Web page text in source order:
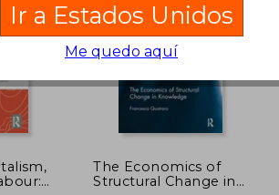
The Economics of
Structural Change in
Ir a Estados Unidos
Me quedo aquí